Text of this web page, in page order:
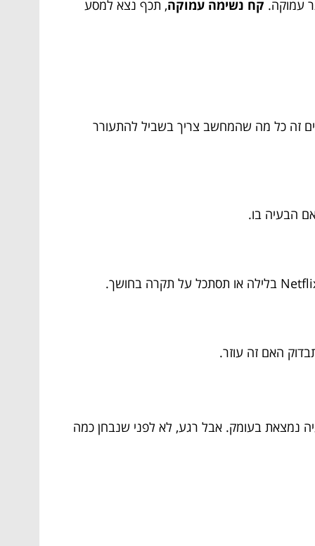
עמוקה. קח נשימה עמוקה, תכף נצא למסע
זה כל מה שהמחשב צריך בשביל להתעורר
הבעיה בו.
לחשת לו “קום” – והמחשב עדיין עיקש כמו ילד בן 3 – כנראה שהבעיה נמצאת בעומק. אבל רגע, לא לפני שנבחן כמה